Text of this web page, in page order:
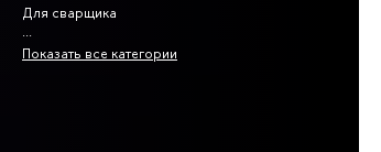
Для сварщика
Показать все категории